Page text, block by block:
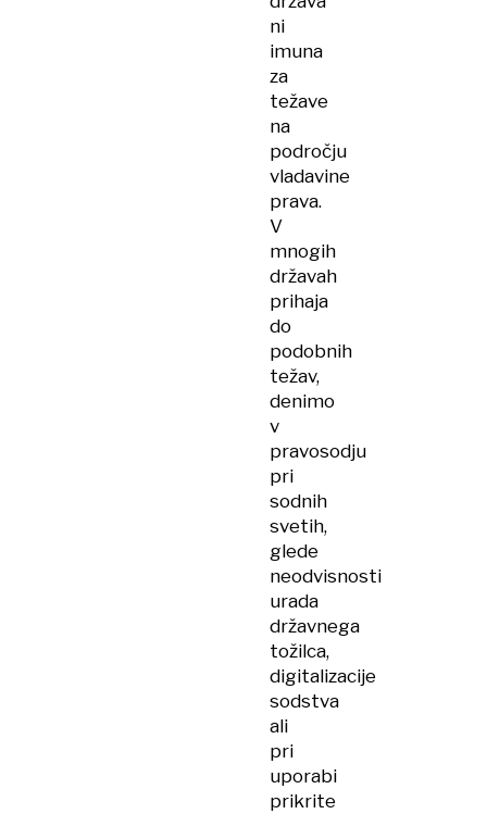
ni
imuna
za
težave
na
področju
vladavine
prava.
V
mnogih
državah
prihaja
do
podobnih
težav,
denimo
v
pravosodju
pri
sodnih
svetih,
glede
neodvisnosti
urada
državnega
tožilca,
digitalizacije
sodstva
ali
pri
uporabi
prikrite